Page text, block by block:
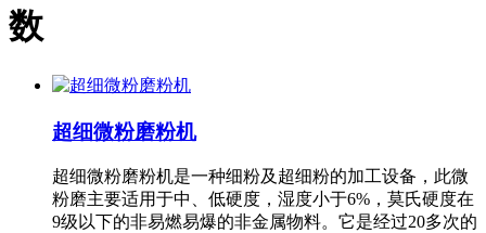
数
超细微粉磨粉机
超细微粉磨粉机是一种细粉及超细粉的加工设备，此微
粉磨主要适用于中、低硬度，湿度小于6%，莫氏硬度在
9级以下的非易燃易爆的非金属物料。它是经过20多次的